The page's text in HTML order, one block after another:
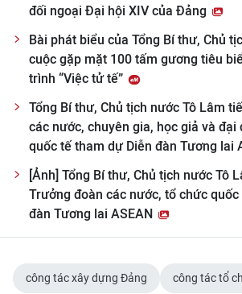
đối ngoại Đại hội XIV của Đảng
Bài phát biểu của Tổng Bí thư, Chủ
cuộc gặp mặt 100 tấm gương tiêu
trình “Việc tử tế”
Tổng Bí thư, Chủ tịch nước Tô Lâm
các nước, chuyên gia, học giả và đại
quốc tế tham dự Diễn đàn Tương lai
[Ảnh] Tổng Bí thư, Chủ tịch nước Tô
Trưởng đoàn các nước, tổ chức
đàn Tương lai ASEAN
công tác xây dựng Đảng công tác tổ